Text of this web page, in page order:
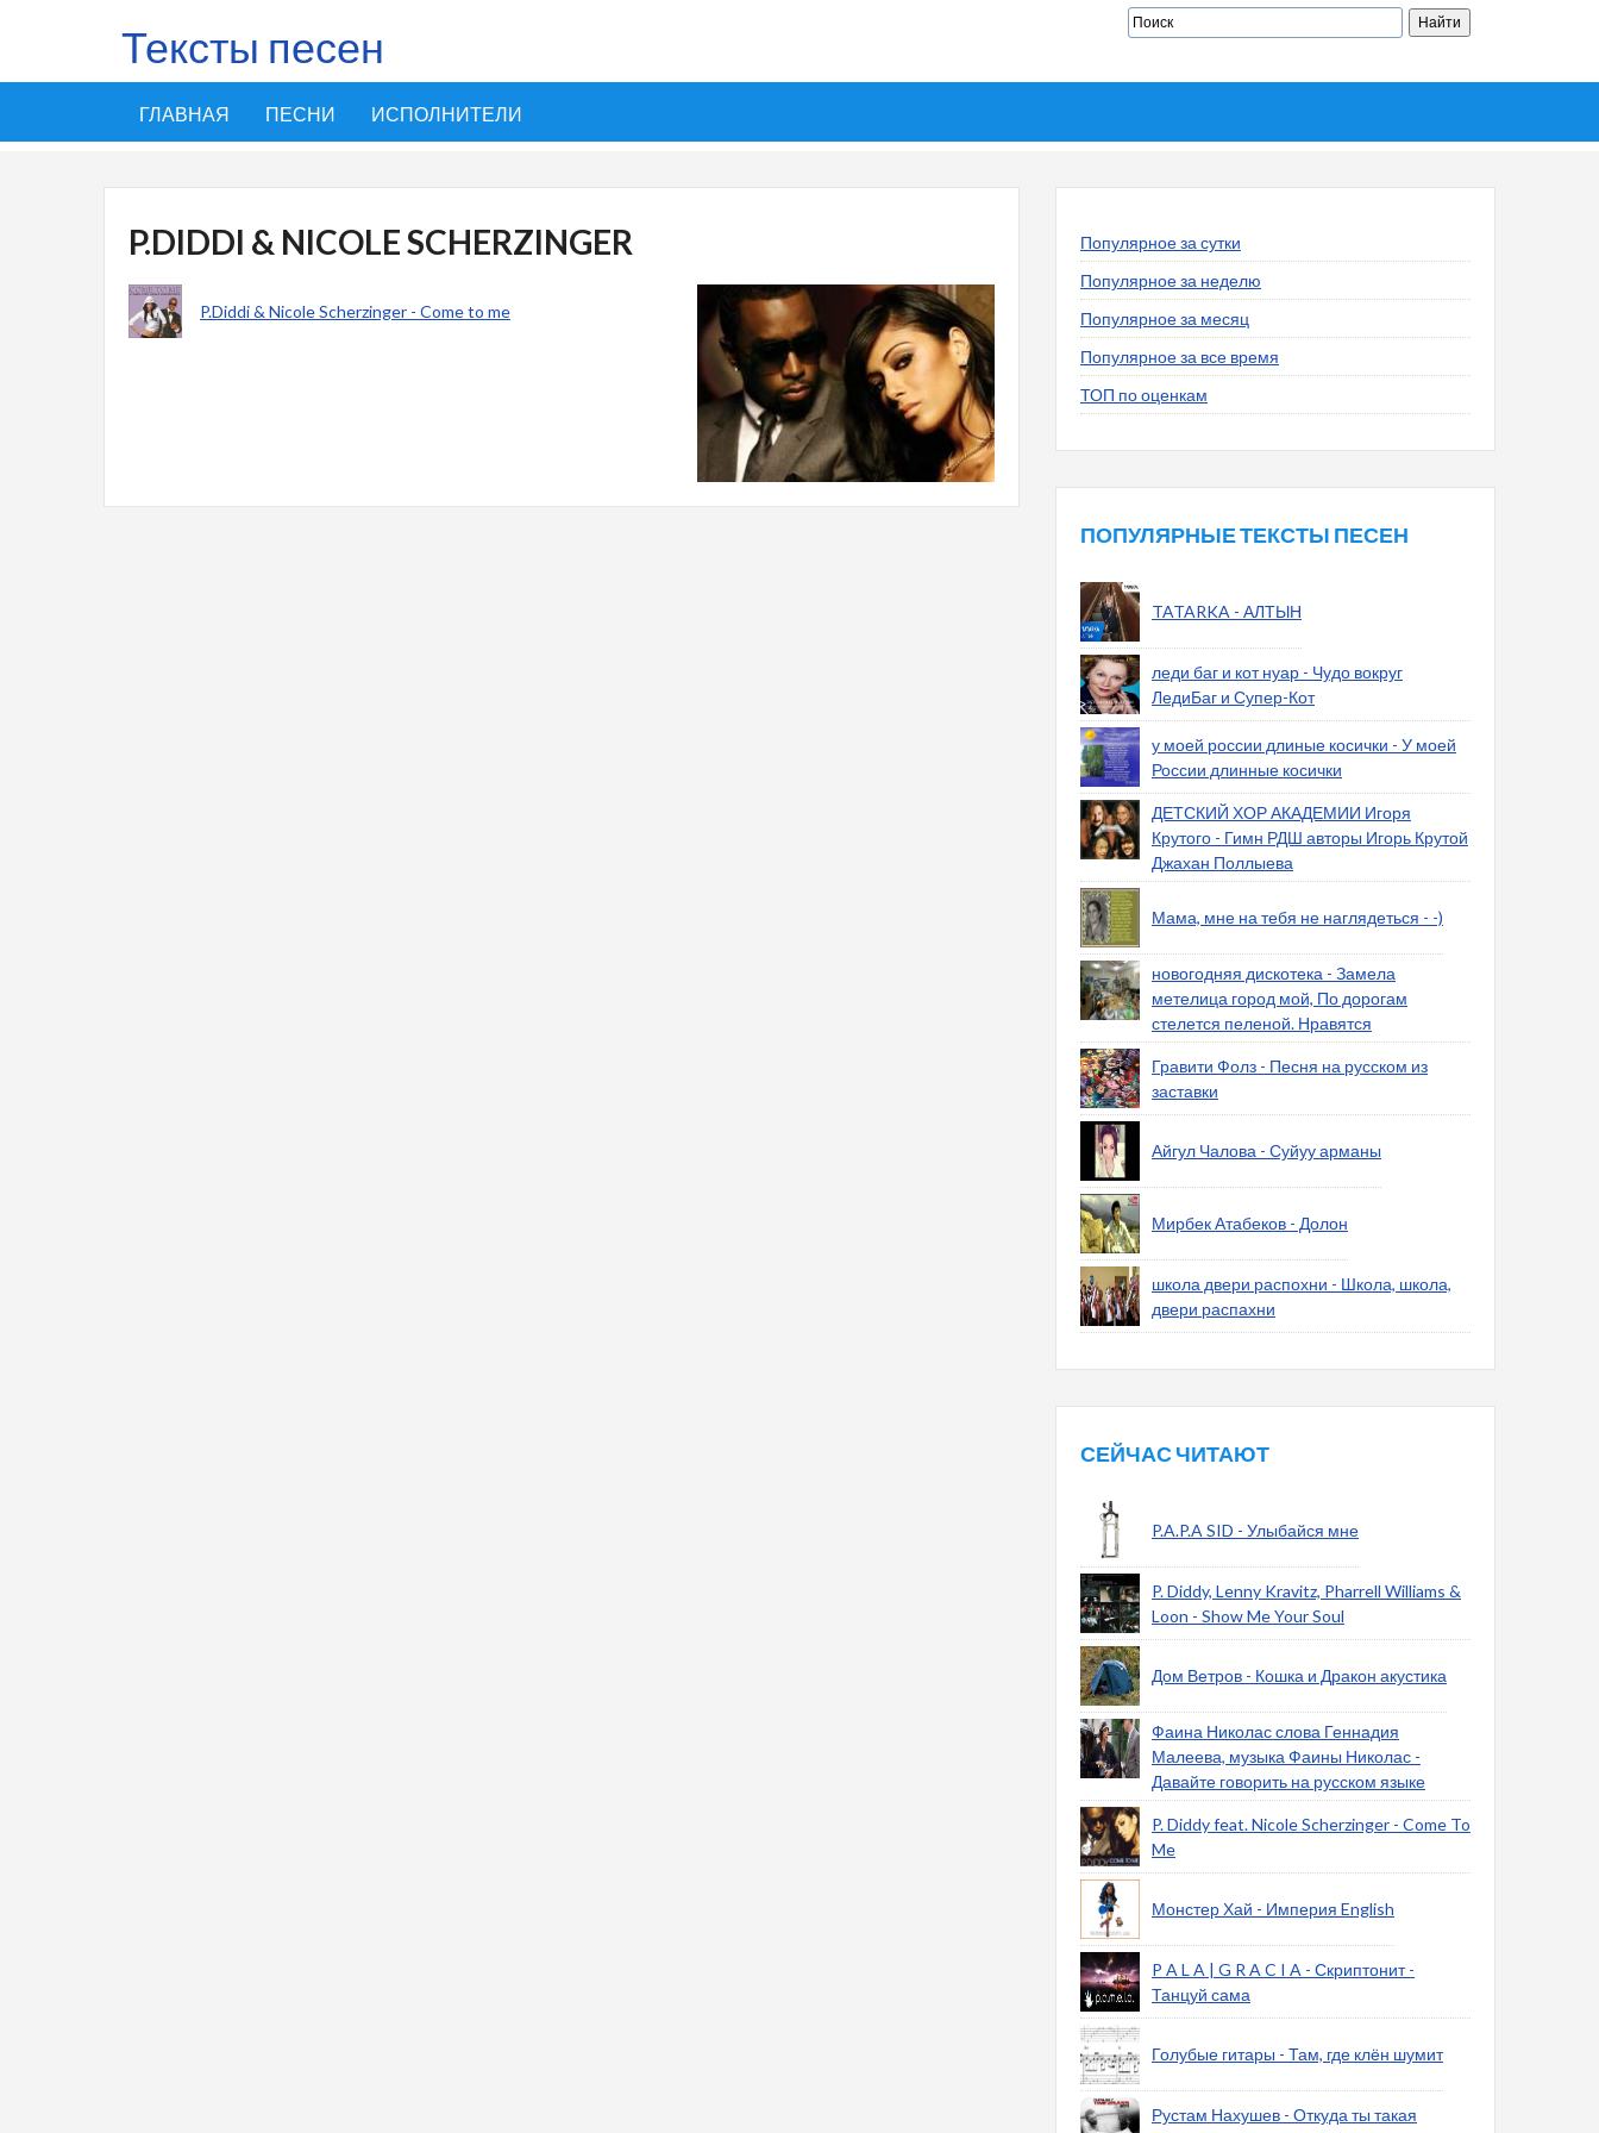
Тексты песен
ГЛАВНАЯ ПЕСНИ ИСПОЛНИТЕЛИ
P.DIDDI & NICOLE SCHERZINGER
P.Diddi & Nicole Scherzinger - Come to me
Популярное за сутки
Популярное за неделю
Популярное за месяц
Популярное за все время
ТОП по оценкам
ПОПУЛЯРНЫЕ ТЕКСТЫ ПЕСЕН
TATARKA - АЛТЫН
леди баг и кот нуар - Чудо вокруг
ЛедиБаг и Супер-Кот
у моей россии длиные косички - У моей
России длинные косички
ДЕТСКИЙ ХОР АКАДЕМИИ Игоря
Крутого - Гимн РДШ авторы Игорь Крутой
Джахан Поллыева
Мама, мне на тебя не наглядеться - -)
новогодняя дискотека - Замела
метелица город мой, По дорогам
стелется пеленой. Нравятся
Гравити Фолз - Песня на русском из
заставки
Айгул Чалова - Суйуу арманы
Мирбек Атабеков - Долон
школа двери распохни - Школа, школа,
двери распахни
СЕЙЧАС ЧИТАЮТ
P.A.P.A SID - Улыбайся мне
P. Diddy, Lenny Kravitz, Pharrell Williams &
Loon - Show Me Your Soul
Дом Ветров - Кошка и Дракон акустика
Фаина Николас слова Геннадия
Малеева, музыка Фаины Николас -
Давайте говорить на русском языке
P. Diddy feat. Nicole Scherzinger - Come To
Me
Монстер Хай - Империя English
P A L A | G R A C I A - Скриптонит -
Танцуй сама
Голубые гитары - Там, где клён шумит
Рустам Нахушев - Откуда ты такая